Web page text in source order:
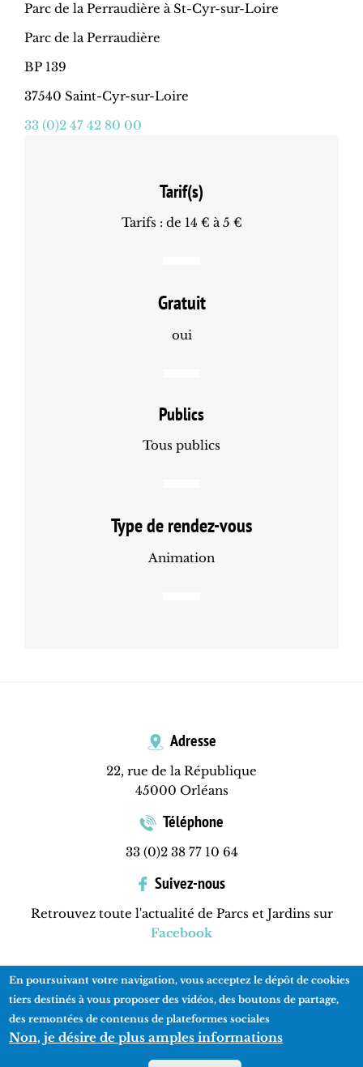
Parc de la Perraudière à St-Cyr-sur-Loire
Parc de la Perraudière
BP 139
37540 Saint-Cyr-sur-Loire
33 (0)2 47 42 80 00
Tarif(s)
Tarifs : de 14 € à 5 €
Gratuit
oui
Publics
Tous publics
Type de rendez-vous
Animation
Adresse
22, rue de la République
45000 Orléans
Téléphone
33 (0)2 38 77 10 64
Suivez-nous
Retrouvez toute l'actualité de Parcs et Jardins sur
Facebook
Contactez-nous Mentions légales Plan du site
En poursuivant votre navigation, vous acceptez le dépôt de cookies
tiers destinés à vous proposer des vidéos, des boutons de partage,
des remontées de contenus de plateformes sociales
Non, je désire de plus amples informations